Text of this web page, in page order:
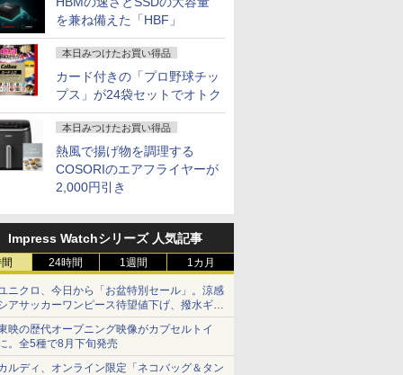
を兼ね備えた「HBF」
本日みつけたお買い得品
カード付きの「プロ野球チッ
プス」が24袋セットでオトク
本日みつけたお買い得品
熱風で揚げ物を調理する
COSORIのエアフライヤーが
2,000円引き
Impress Watchシリーズ 人気記事
24時間 1週間 1カ月
ニクロ、今日から「お盆特別セール」。涼感
アサッカーワンピース待望値下げ、撥水ギア
ョーツは1990円に
映の歴代オープニング映像がカプセルトイ
。全5種で8月下旬発売
ルディ、オンライン限定「ネコバッグ＆タン